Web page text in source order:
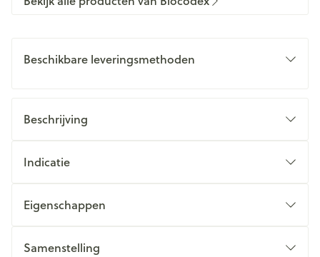
Beschikbare leveringsmethoden
Beschrijving
Indicatie
Eigenschappen
Samenstelling